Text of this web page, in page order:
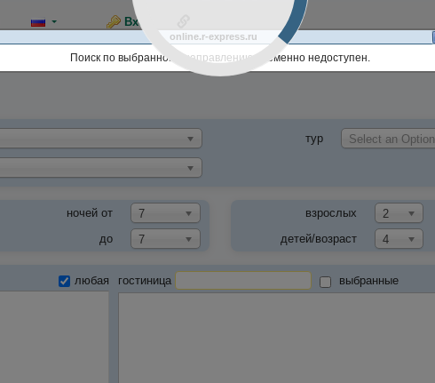
Вход
Ссылка на эту страницу
тур Select an Option
ночей от
7
до 7
взрослых 2
детей/возраст
4
любая гостиница выбранные
online.r-express.ru
Поиск по выбранному направлению временно недоступен.